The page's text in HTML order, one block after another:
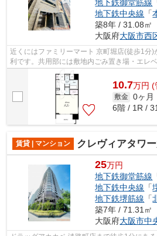
地下鉄御堂筋線
地下鉄中央線 「
築8年 / 31.08㎡
大阪府大阪市西
近くにはファミリーマート 京町堀店(徒歩1分
利です。共用部には敷地内ごみ置き場・エレ
も充実しています。こちらのマンシ...
10.7万円 (
敷金 0ヶ月
6階 / 1R /
賃貸 | マンション クレヴィアタワ
25万円
地下鉄御堂筋線
地下鉄中央線 「
地下鉄堺筋線 「
築7年 / 71.31㎡
大阪府大阪市中